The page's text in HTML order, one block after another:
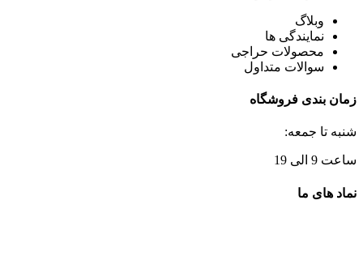
وبلاگ
نمایندگی ها
محصولات حراجی
سوالات متداول
زمان بندی فروشگاه
شنبه تا جمعه:
ساعت 9 الی 19
نماد های ما